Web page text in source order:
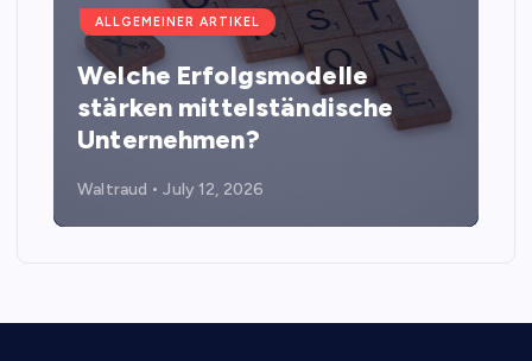
ALLGEMEINER ARTIKEL
Welche Erfolgsmodelle
stärken mittelständische
Unternehmen?
Waltraud July 12, 2026